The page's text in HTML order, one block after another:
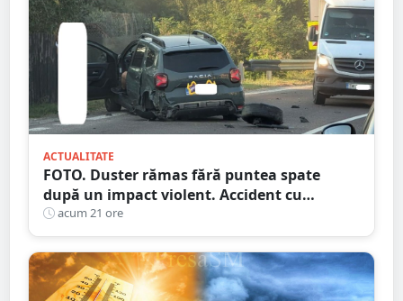
ACTUALITATE
FOTO. Duster rămas fără puntea spate
după un impact violent. Accident cu
implicarea unei mașini din Satu Mare
acum 21 ore